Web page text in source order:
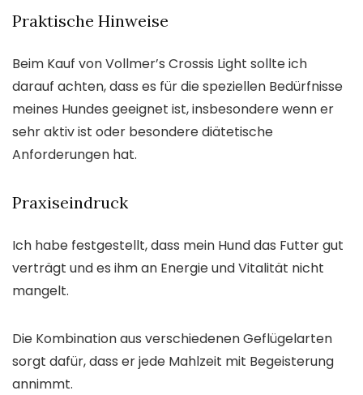
Praktische Hinweise
Beim Kauf von Vollmer’s Crossis Light sollte ich
darauf achten, dass es für die speziellen Bedürfnisse
meines Hundes geeignet ist, insbesondere wenn er
sehr aktiv ist oder besondere diätetische
Anforderungen hat.
Praxiseindruck
Ich habe festgestellt, dass mein Hund das Futter gut
verträgt und es ihm an Energie und Vitalität nicht
mangelt.
Die Kombination aus verschiedenen Geflügelarten
sorgt dafür, dass er jede Mahlzeit mit Begeisterung
annimmt.